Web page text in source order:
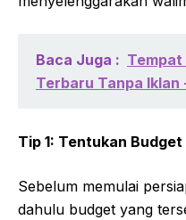
Baca Juga : Tempat
Terbaru Tanpa Iklan
Tip 1: Tentukan
Sebelum memulai
dahulu budget yang